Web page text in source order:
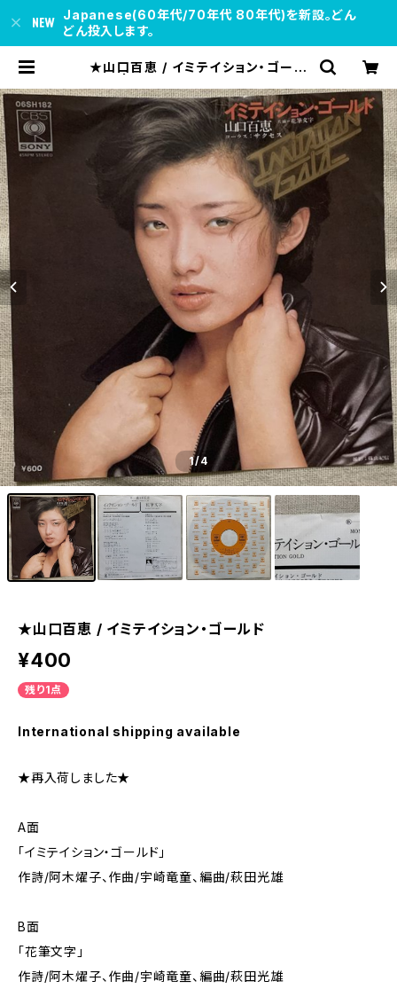
Japanese(60年代/70年代 80年代)を新設。どん
どん投入します。
★山口百恵 / イミテイション・ゴール
1/4
★山口百恵 / イミテイション・ゴールド
¥400
残り1点
International shipping available
★再入荷しました★
A面
「イミテイション・ゴールド」
作詩/阿木燿子、作曲/宇崎竜童、編曲/萩田光雄
B面
「花筆文字」
作詩/阿木燿子、作曲/宇崎竜童、編曲/萩田光雄